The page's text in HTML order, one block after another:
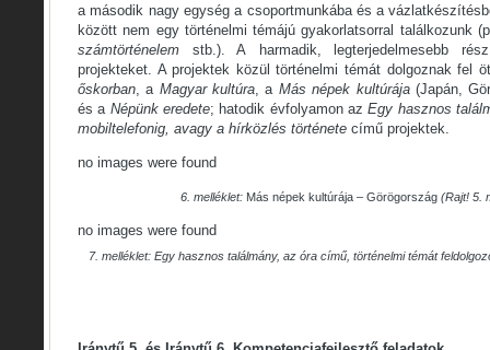
a második nagy egység a csoportmunkába és a
között nem egy történelmi témájú gyakorlatsorral találkozunk
számtörténelem stb.). A harmadik, legterjedelmesebb
projekteket. A projektek közül történelmi témát dolgoznak fel
őskorban , a Magyar kultúra , a Más népek kultúrája(Japán,
és a Népünk eredete; hatodik évfolyamon azEgy hasznos
mobiltelefonig, avagy a hírközlés története című projektek.
no images were found
6. melléklet: Más népek kultúrája – Görögország(Rajt! 5.
no images were found
7. melléklet: Egy hasznos találmány, az óra című, történelmi témát